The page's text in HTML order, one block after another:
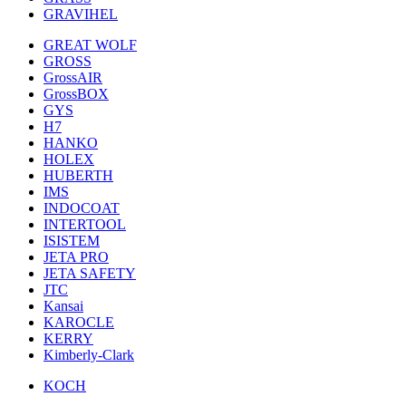
GRAVIHEL
GREAT WOLF
GROSS
GrossAIR
GrossBOX
GYS
H7
HANKO
HOLEX
HUBERTH
IMS
INDOCOAT
INTERTOOL
ISISTEM
JETA PRO
JETA SAFETY
JTC
Kansai
KAROCLE
KERRY
Kimberly-Clark
KOCH